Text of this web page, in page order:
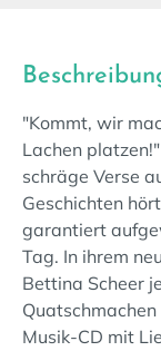
"Kommt, wir
Lachen
schräge Verse
Geschichten
garantiert
Tag. In ihrem
Bettina Scheer
Musik-CD mit